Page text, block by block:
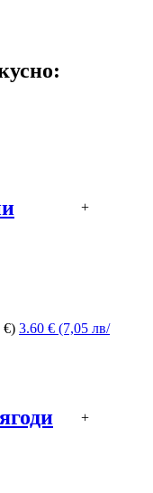
+
€) 3.60 € (7,05 лв/
+